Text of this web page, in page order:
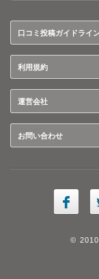
口コミ投稿ガイドライ
利用規約
運営会社
お問い合わせ
©